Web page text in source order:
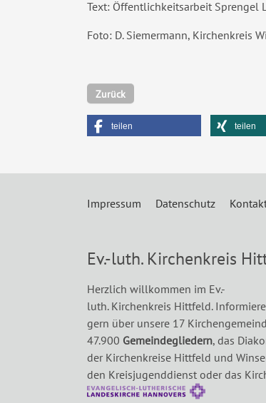
Text: Öffentlichkeitsarbeit Sprengel
Foto: D. Siemermann, Kirchenkreis
Zurück
teilen teilen
Impressum Datenschutz
Ev.-luth. Kirchenkreis
Herzlich willkommen im Ev.-
luth. Kirchenkreis Hittfeld.
gern über unsere 17
47.900 Gemeindegliedern, das
der Kirchenkreise Hittfeld und
den Kreisjugenddienst oder das